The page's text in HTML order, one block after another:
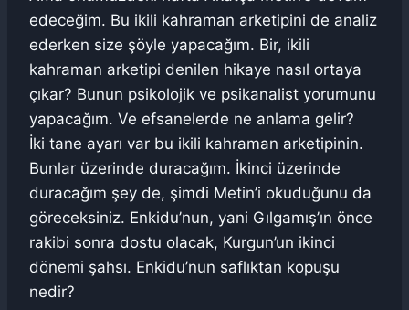
edeceğim. Bu ikili kahraman arketipini de analiz
ederken size şöyle yapacağım. Bir, ikili
kahraman arketipi denilen hikaye nasıl ortaya
çıkar? Bunun psikolojik ve psikanalist yorumunu
yapacağım. Ve efsanelerde ne anlama gelir?
İki tane ayarı var bu ikili kahraman arketipinin.
Bunlar üzerinde duracağım. İkinci üzerinde
duracağım şey de, şimdi Metin’i okuduğunu da
göreceksiniz. Enkidu’nun, yani Gılgamış’ın önce
rakibi sonra dostu olacak, Kurgun’un ikinci
dönemi şahsı. Enkidu’nun saflıktan kopuşu
nedir?